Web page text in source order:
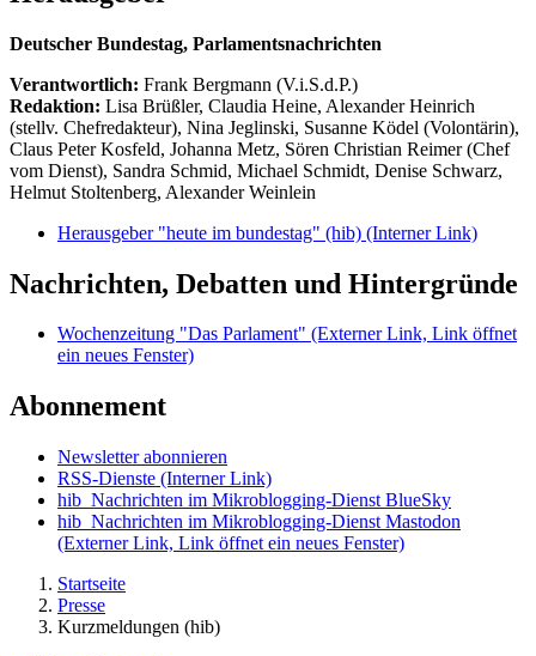
Deutscher Bundestag, Parlamentsnachrichten
Verantwortlich: Frank Bergmann (V.i.S.d.P.)
Redaktion: Lisa Brüßler, Claudia Heine, Alexander Heinrich
(stellv. Chefredakteur), Nina Jeglinski, Susanne Ködel (Volontärin),
Claus Peter Kosfeld, Johanna Metz, Sören Christian Reimer (Chef
vom Dienst), Sandra Schmid, Michael Schmidt, Denise Schwarz,
Helmut Stoltenberg, Alexander Weinlein
Herausgeber "heute im bundestag" (hib) (Interner Link)
Nachrichten, Debatten und Hintergründe
Wochenzeitung "Das Parlament" (Externer Link, Link öffnet
ein neues Fenster)
Abonnement
Newsletter abonnieren
RSS-Dienste (Interner Link)
hib_Nachrichten im Mikroblogging-Dienst BlueSky
hib_Nachrichten im Mikroblogging-Dienst Mastodon
(Externer Link, Link öffnet ein neues Fenster)
Startseite
Presse
Kurzmeldungen (hib)